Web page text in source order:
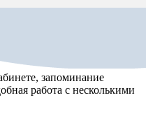
запоминание
работа с несколькими